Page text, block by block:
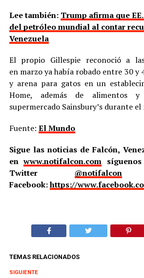
Lee también: Trump afirma que EE.
del petróleo mundial al contar
Venezuela
El propio Gillespie reconoció a
en marzo ya había robado entre 30 y
y arena para gatos en un
Home, además de alimentos
supermercado Sainsbury’s durante el
Fuente: El Mundo
Sigue las noticias de Falcón,
enwww.notifalcon.com
Twitter @notifalcon
Facebook:https://
TEMAS RELACIONADOS
SIGUIENTE